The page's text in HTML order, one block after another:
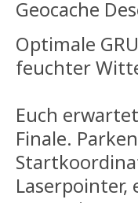
Geocache
Optimale
feuchter
Euch
Finale.
Laserpointer,